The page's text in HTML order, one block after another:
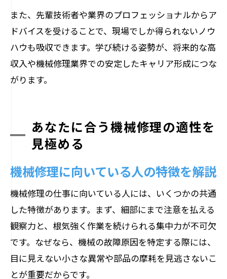
また、先輩技術者や業界のプロフェッショナルからア
ドバイスを受けることで、現場でしか得られないノウ
ハウも吸収できます。学び続ける姿勢が、将来的な高
収入や機械修理業界での安定したキャリア形成につな
がります。
あなたに合う機械修理の適性を
見極める
機械修理に向いている人の特徴を解説
機械修理の仕事に向いている人には、いくつかの共通
した特徴があります。まず、細部にまで注意を払える
観察力と、根気強く作業を続けられる集中力が不可欠
です。なぜなら、機械の故障原因を特定する際には、
目に見えない小さな異常や部品の摩耗を見逃さないこ
とが重要だからです。